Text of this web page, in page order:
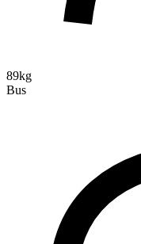
89kg
Bus